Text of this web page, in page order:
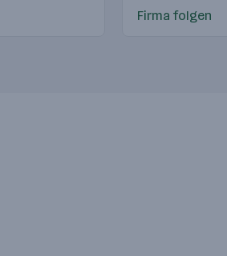
Firma folgen